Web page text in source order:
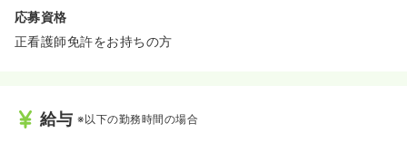
応募資格
正看護師免許をお持ちの方
給与 ※以下の勤務時間の場合